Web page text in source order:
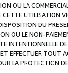
OU LA
UTILISATION
DU
OU LE NON-
INTENTIONNELLE
EFFECTUER TOUT
LA PROTECTION